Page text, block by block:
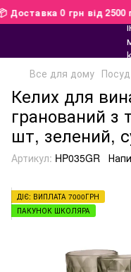
📦 Доставка 0 грн від
Все для дому Посуд
Келих для
гранований з
шт, зелений,
Артикул: HP035GR
ДІЄ: ВИПЛАТА 7000ГРН
ПАКУНОК ШКОЛЯРА